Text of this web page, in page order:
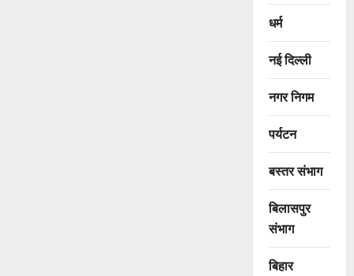
धर्म
नई दिल्ली
नगर निगम
पर्यटन
बस्तर संभाग
बिलासपुर
संभाग
बिहार